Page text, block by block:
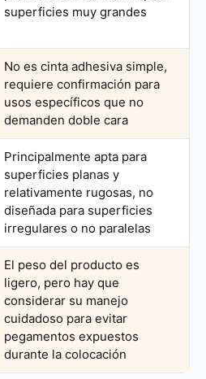
superficies muy grandes
No es cinta adhesiva simple,
requiere confirmación para
usos específicos que no
demanden doble cara
Principalmente apta para
superficies planas y
relativamente rugosas, no
diseñada para superficies
irregulares o no paralelas
El peso del producto es
ligero, pero hay que
considerar su manejo
cuidadoso para evitar
pegamentos expuestos
durante la colocación